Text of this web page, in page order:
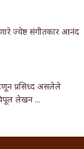
ज्येष्ठ संगीतकार आनंद
प्रसिध्द असलेले
लेखन ...